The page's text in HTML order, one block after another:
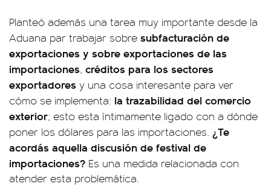
Planteó además una tarea muy importante desde la
Aduana par trabajar sobre subfacturación de
exportaciones y sobre exportaciones de las
importaciones, créditos para los sectores
exportadores y una cosa interesante para ver
cómo se implementa: la trazabilidad del comercio
exterior; esto esta íntimamente ligado con a dónde
poner los dólares para las importaciones. ¿Te
acordás aquella discusión de festival de
importaciones? Es una medida relacionada con
atender esta problemática.